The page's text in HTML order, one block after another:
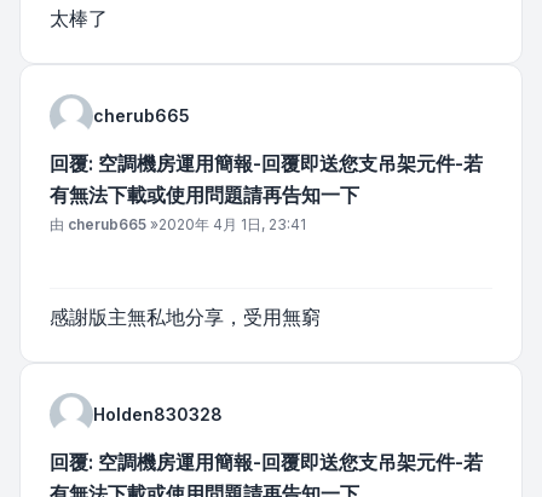
太棒了
cherub665
回覆: 空調機房運用簡報-回覆即送您支吊架元件-若
有無法下載或使用問題請再告知一下
文章
由 cherub665 »2020年 4月 1日, 23:41
感謝版主無私地分享，受用無窮
Holden830328
回覆: 空調機房運用簡報-回覆即送您支吊架元件-若